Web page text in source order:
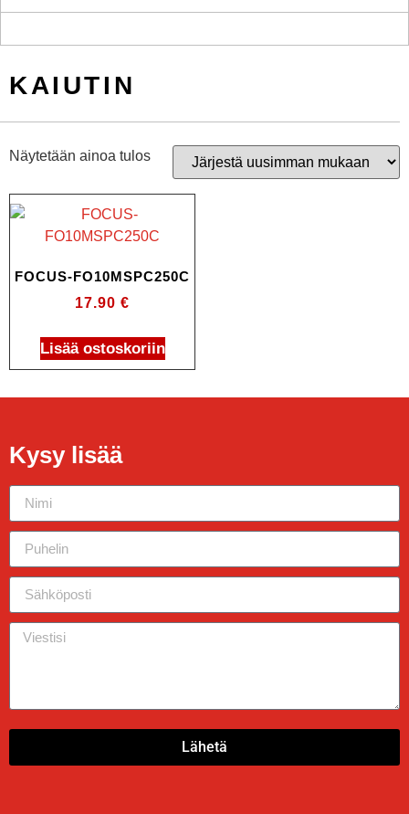
KAIUTIN
Näytetään ainoa tulos
FOCUS-FO10MSPC250C
17.90 €
Lisää ostoskoriin
Kysy lisää
Lähetä